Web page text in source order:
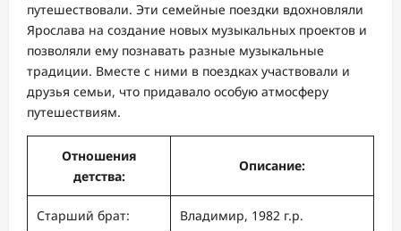
путешествовали. Эти семейные поездки вдохновляли
Ярослава на создание новых музыкальных проектов и
позволяли ему познавать разные музыкальные
традиции. Вместе с ними в поездках участвовали и
друзья семьи, что придавало особую атмосферу
путешествиям.
Отношения
детства:
Описание:
Старший брат: Владимир, 1982 г.р.